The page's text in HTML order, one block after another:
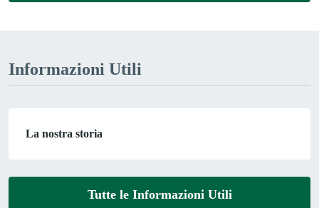
Informazioni Utili
La nostra storia
Tutte le Informazioni Utili